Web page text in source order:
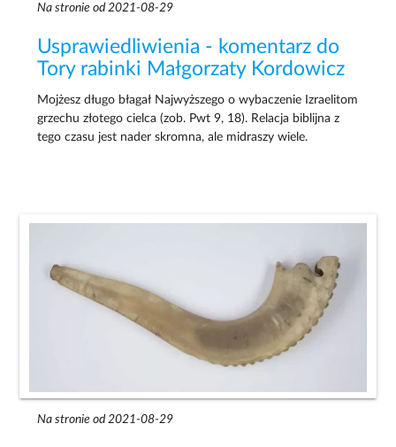
Na stronie od 2021-08-29
Usprawiedliwienia - komentarz do
Tory rabinki Małgorzaty Kordowicz
Mojżesz długo błagał Najwyższego o wybaczenie Izraelitom
grzechu złotego cielca (zob. Pwt 9, 18). Relacja biblijna z
tego czasu jest nader skromna, ale midraszy wiele.
Na stronie od 2021-08-29